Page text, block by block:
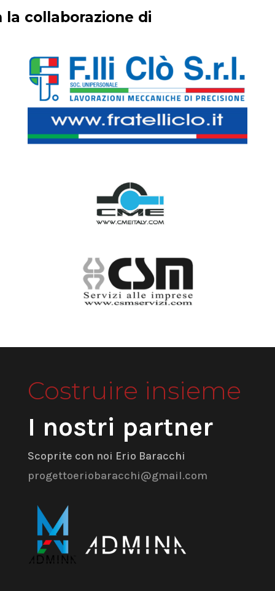
la collaborazione di
Costruire insieme
I nostri partner
Scoprite con noi Erio Baracchi
progettoeriobaracchi@gmail.com